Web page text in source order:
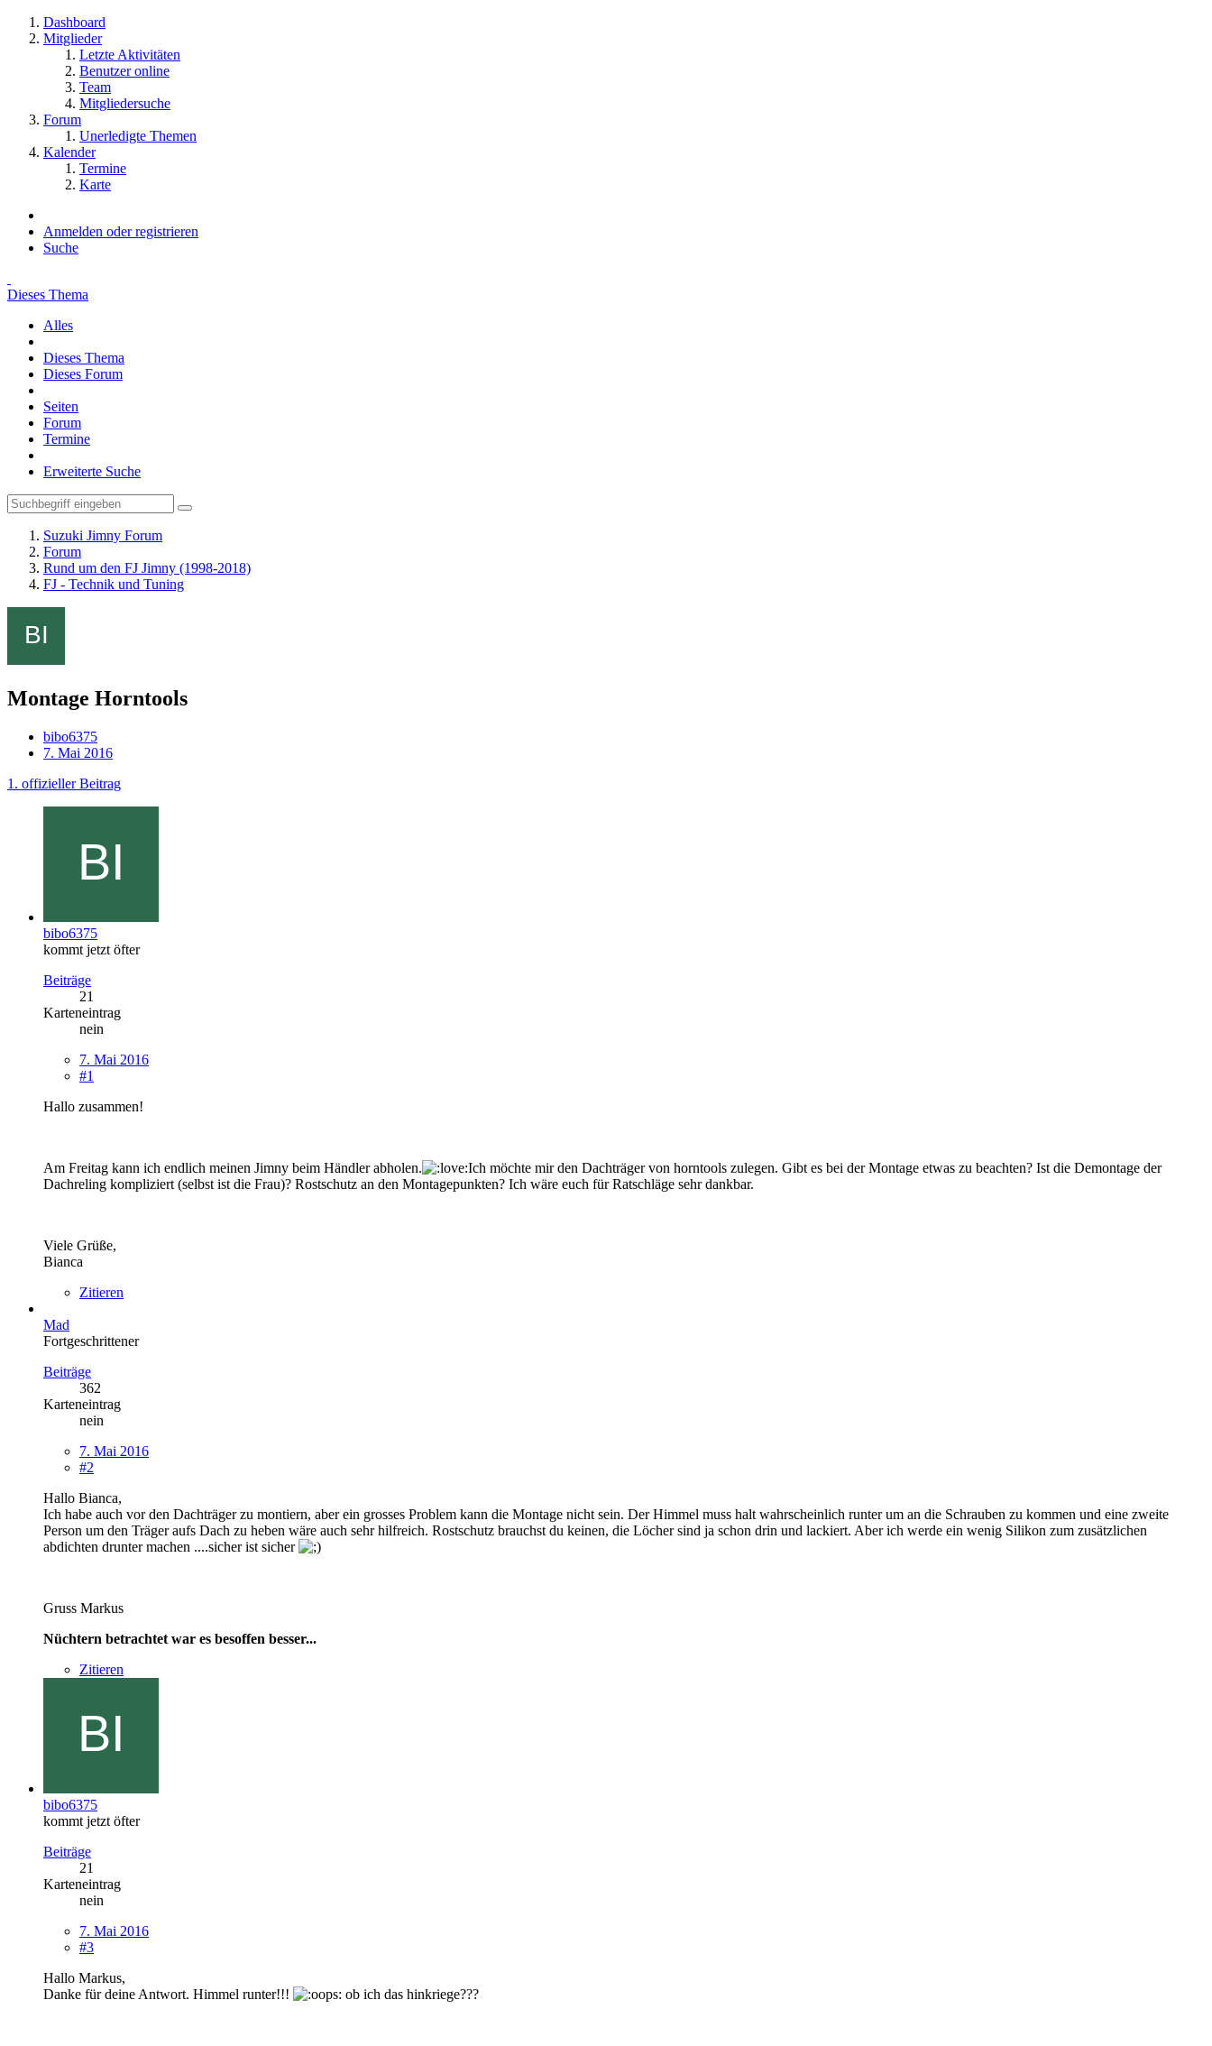
Dashboard
Mitglieder
Letzte Aktivitäten
Benutzer online
Team
Mitgliedersuche
Forum
Unerledigte Themen
Kalender
Termine
Karte
Anmelden oder registrieren
Suche
Dieses Thema
Alles
Dieses Thema
Dieses Forum
Seiten
Forum
Termine
Erweiterte Suche
Suzuki Jimny Forum
Forum
Rund um den FJ Jimny (1998-2018)
FJ - Technik und Tuning
Montage Horntools
bibo6375
7. Mai 2016
1. offizieller Beitrag
bibo6375
kommt jetzt öfter
Beiträge
21
Karteneintrag
nein
7. Mai 2016
#1
Hallo zusammen!
Am Freitag kann ich endlich meinen Jimny beim Händler abholen.
Ich möchte mir den Dachträger von horntools zulegen. Gibt es bei der Montage etwas zu beachten? Ist die Demontage der
Dachreling kompliziert (selbst ist die Frau)? Rostschutz an den Montagepunkten? Ich wäre euch für Ratschläge sehr dankbar.
Viele Grüße,
Bianca
Zitieren
Mad
Fortgeschrittener
Beiträge
362
Karteneintrag
nein
7. Mai 2016
#2
Hallo Bianca,
Ich habe auch vor den Dachträger zu montiern, aber ein grosses Problem kann die Montage nicht sein. Der Himmel muss halt wahrscheinlich runter um an die Schrauben zu kommen und eine zweite
Person um den Träger aufs Dach zu heben wäre auch sehr hilfreich. Rostschutz brauchst du keinen, die Löcher sind ja schon drin und lackiert. Aber ich werde ein wenig Silikon zum zusätzlichen
abdichten drunter machen ....sicher ist sicher
Gruss Markus
Nüchtern betrachtet war es besoffen besser...
Zitieren
bibo6375
kommt jetzt öfter
Beiträge
21
Karteneintrag
nein
7. Mai 2016
#3
Hallo Markus,
Danke für deine Antwort. Himmel runter!!!
ob ich das hinkriege???